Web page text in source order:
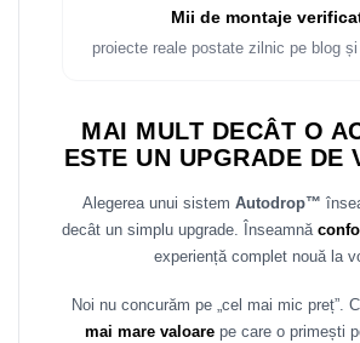
Mii de montaje
proiecte reale postate zilnic pe blog
MAI MULT DECÂT O
ESTE UN UPGRADE DE
Alegerea unui sistem Autodrop™
decât un simplu upgrade. Înseamnă
experiență complet nouă la
Noi nu concurăm pe „cel mai mic preț”.
mai mare valoare pe care o primești